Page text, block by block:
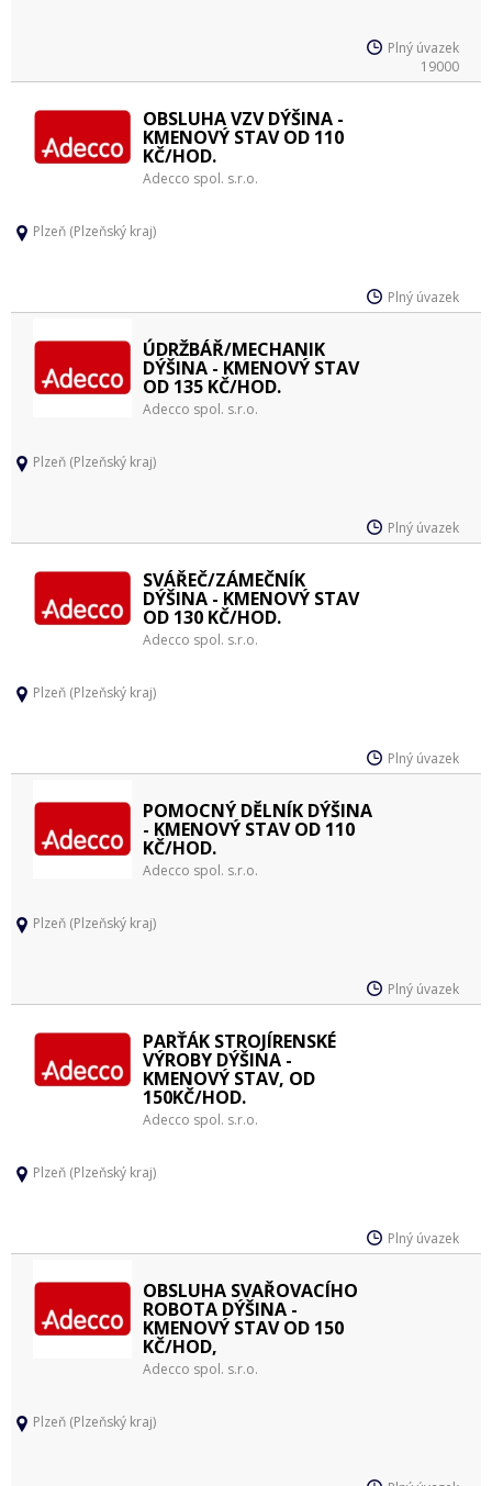
Plný úvazek
19000
OBSLUHA VZV DÝŠINA -
KMENOVÝ STAV OD 110
KČ/HOD.
Adecco spol. s.r.o.
Plzeň (Plzeňský kraj)
Plný úvazek
ÚDRŽBÁŘ/MECHANIK
DÝŠINA - KMENOVÝ STAV
OD 135 KČ/HOD.
Adecco spol. s.r.o.
Plzeň (Plzeňský kraj)
Plný úvazek
SVÁŘEČ/ZÁMEČNÍK
DÝŠINA - KMENOVÝ STAV
OD 130 KČ/HOD.
Adecco spol. s.r.o.
Plzeň (Plzeňský kraj)
Plný úvazek
POMOCNÝ DĚLNÍK DÝŠINA
- KMENOVÝ STAV OD 110
KČ/HOD.
Adecco spol. s.r.o.
Plzeň (Plzeňský kraj)
Plný úvazek
PARŤÁK STROJÍRENSKÉ
VÝROBY DÝŠINA -
KMENOVÝ STAV, OD
150KČ/HOD.
Adecco spol. s.r.o.
Plzeň (Plzeňský kraj)
Plný úvazek
OBSLUHA SVAŘOVACÍHO
ROBOTA DÝŠINA -
KMENOVÝ STAV OD 150
KČ/HOD,
Adecco spol. s.r.o.
Plzeň (Plzeňský kraj)